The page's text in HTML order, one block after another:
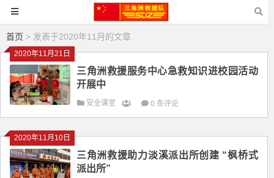
首页 > 发表于2020年11月的文章
2020年11月21日
三角洲救援服务中心急救知识进校园活动
开展中
安全课堂 0 条评论
2020年11月10日
三角洲救援助力淡溪派出所创建 “枫桥式
派出所”